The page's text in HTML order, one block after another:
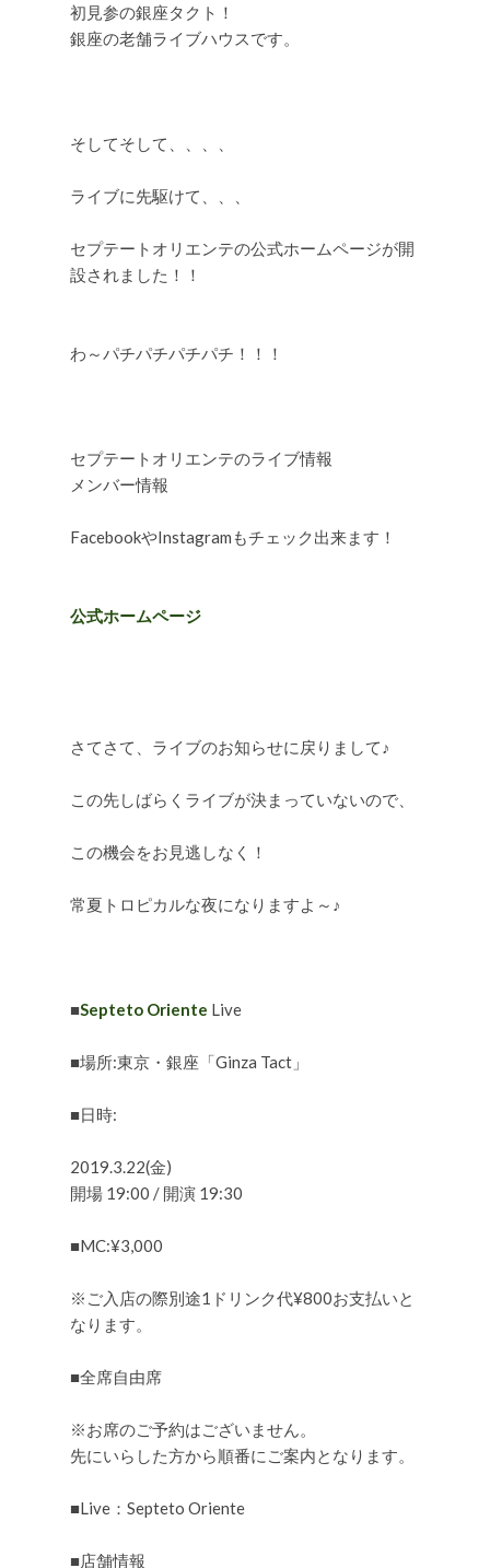
初見参の銀座タクト！
銀座の老舗ライブハウスです。
そしてそして、、、、
ライブに先駆けて、、、
セプテートオリエンテの公式ホームページが開
設されました！！
わ～パチパチパチパチ！！！
セプテートオリエンテのライブ情報
メンバー情報
FacebookやInstagramもチェック出来ます！
公式ホームページ
さてさて、ライブのお知らせに戻りまして♪
この先しばらくライブが決まっていないので、
この機会をお見逃しなく！
常夏トロピカルな夜になりますよ～♪
■Septeto Oriente Live
■場所:東京・銀座「Ginza Tact」
■日時:
2019.3.22(金)
開場 19:00 / 開演 19:30
■MC:¥3,000
※ご入店の際別途1ドリンク代¥800お支払いと
なります。
■全席自由席
※お席のご予約はございません。
先にいらした方から順番にご案内となります。
■Live：Septeto Oriente
■店舗情報